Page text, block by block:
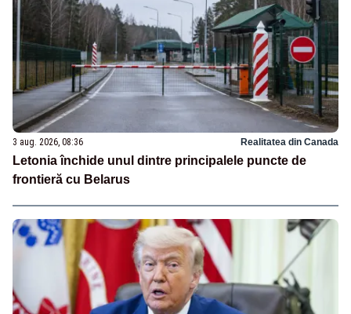
3 aug. 2026, 08:36 Realitatea din Canada
Letonia închide unul dintre principalele puncte de
frontieră cu Belarus